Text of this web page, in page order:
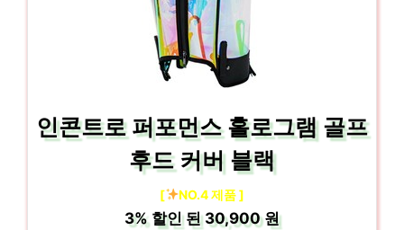
인콘트로 퍼포먼스 홀로그램 골프
후드 커버 블랙
[ NO.4 제품 ]
3% 할인 된30,900 원